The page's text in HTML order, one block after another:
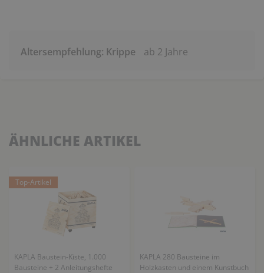
Altersempfehlung: Krippe ab 2 Jahre
ÄHNLICHE ARTIKEL
Top-Artikel
KAPLA Baustein-Kiste, 1.000
Bausteine + 2 Anleitungshefte
KAPLA 280 Bausteine im
Holzkasten und einem Kunstbuch